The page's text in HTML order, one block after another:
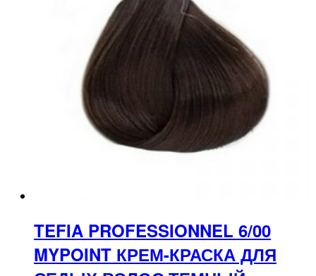
TEFIA PROFESSIONNEL 6/00
MYPOINT КРЕМ-КРАСКА ДЛЯ